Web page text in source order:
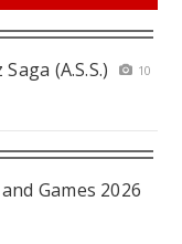
(A.S.S.)
10
Games 2026